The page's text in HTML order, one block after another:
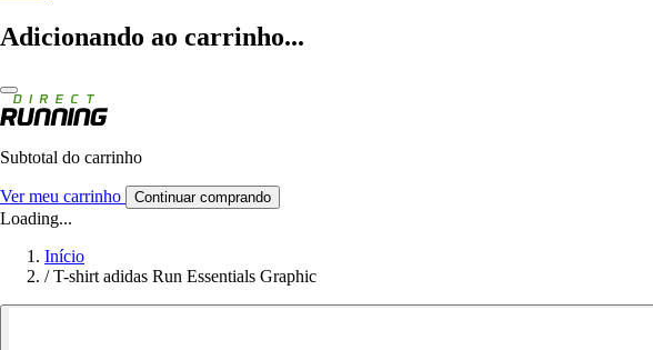
Adicionando ao carrinho...
Subtotal do carrinho
Ver meu carrinho Continuar comprando
Loading...
Início
/ T-shirt adidas Run Essentials Graphic